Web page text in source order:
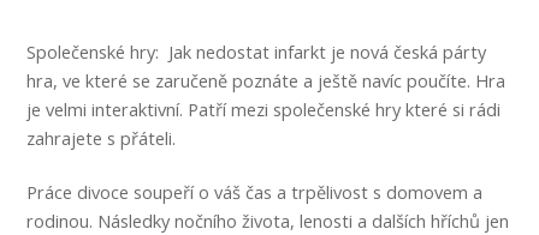
Společenské hry: Jak nedostat infarkt je nová česká párty
hra, ve které se zaručeně poznáte a ještě navíc poučíte. Hra
je velmi interaktivní. Patří mezi společenské hry které si rádi
zahrajete s přáteli.
Práce divoce soupeří o váš čas a trpělivost s domovem a
rodinou. Následky nočního života, lenosti a dalších hříchů jen